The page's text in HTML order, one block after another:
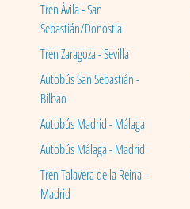
Tren Ávila - San
Sebastián/Donostia
Tren Zaragoza - Sevilla
Autobús San Sebastián -
Bilbao
Autobús Madrid - Málaga
Autobús Málaga - Madrid
Tren Talavera de la Reina -
Madrid